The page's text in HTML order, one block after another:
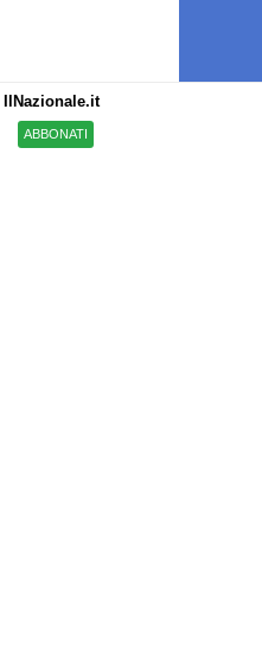
IlNazionale.it
ABBONATI